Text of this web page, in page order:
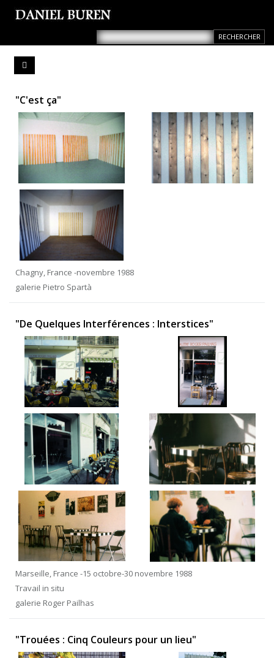
"C'est ça"
Chagny, France -novembre 1988
galerie Pietro Spartà
"De Quelques Interférences : Interstices"
Marseille, France -15 octobre-30 novembre 1988
Travail in situ
galerie Roger Pailhas
"Trouées : Cinq Couleurs pour un lieu"